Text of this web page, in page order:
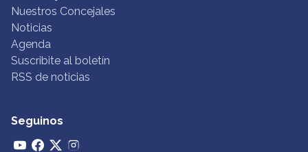
Nuestros Concejales
Noticias
Agenda
Suscribite al boletín
RSS de noticias
Seguinos